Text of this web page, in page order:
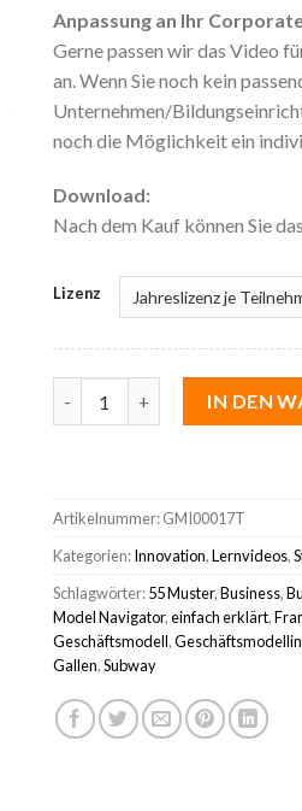
Anpassung an Ihr
Gerne passen wir das Video
an. Wenn Sie noch kein
Unternehmen/
noch die Möglichkeit ein
Download:
Nach dem Kauf können Sie
Lizenz
IN DEN
Artikelnummer:GMI00017T
Kategorien:Innovation,Lernvideos,
Schlagwörter:55 Muster,Business,
Model Navigator,einfach erklärt,
Geschäftsmodell,
Gallen,Subway